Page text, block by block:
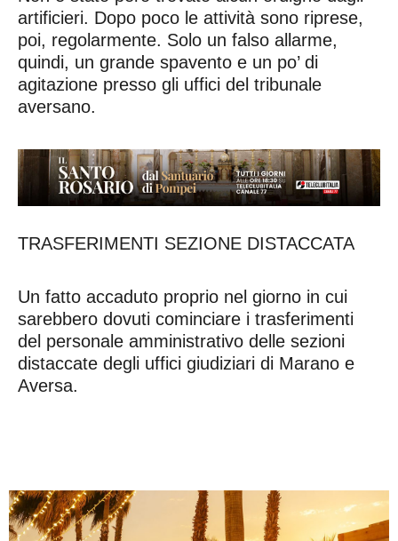
artificieri. Dopo poco le attività sono riprese,
poi, regolarmente. Solo un falso allarme,
quindi, un grande spavento e un po’ di
agitazione presso gli uffici del tribunale
aversano.
TRASFERIMENTI SEZIONE DISTACCATA
Un fatto accaduto proprio nel giorno in cui
sarebbero dovuti cominciare i trasferimenti
del personale amministrativo delle sezioni
distaccate degli uffici giudiziari di Marano e
Aversa.